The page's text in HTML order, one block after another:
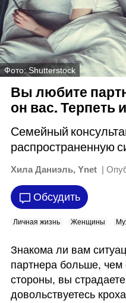
Фото: Shutterstock
Вы любите
он вас. Терпеть
Семейный
распространенную
Хила Даниэль, Ynet |
Обсудить
Личная жизнь Женщины
Знакома ли вам
партнера больше,
стороны, вы страдаете
довольствуетесь